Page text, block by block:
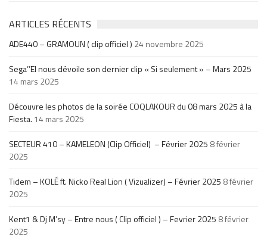
ARTICLES RÉCENTS
ADE440 – GRAMOUN ( clip officiel ) 24 novembre 2025
Sega’’El nous dévoile son dernier clip « Si seulement » – Mars 2025
14 mars 2025
Découvre les photos de la soirée COQLAKOUR du 08 mars 2025 à la
Fiesta. 14 mars 2025
SECTEUR 410 – KAMELEON (Clip Officiel) – Février 2025 8 février
2025
Tidem – KOLÉ ft. Nicko Real Lion ( Vizualizer) – Février 2025 8 février
2025
Kent1 & Dj M’sy – Entre nous ( Clip officiel ) – Fevrier 2025 8 février
2025